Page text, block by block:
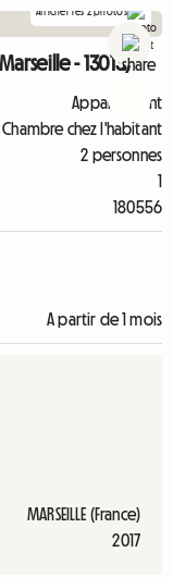
Afficher les 2 photos
- 13013)
Appartement
Chambre chez l'habitant
2 personnes
1
180556
A partir de 1 mois
MARSEILLE (France)
2017